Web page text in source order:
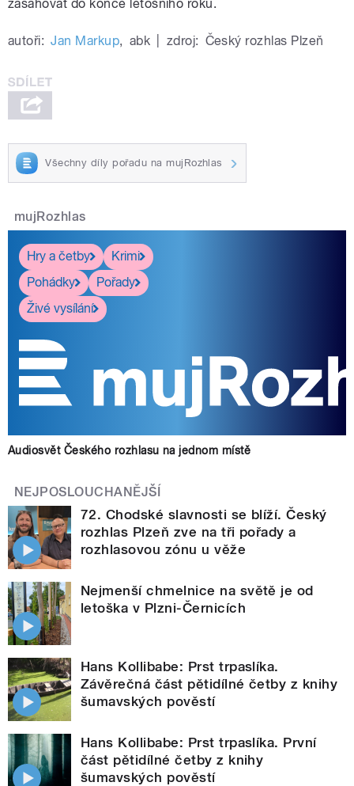
zasahovat do konce letošního roku.
autoři: Jan Markup, abk zdroj: Český rozhlas Plzeň
Všechny díly pořadu na mujRozhlas
mujRozhlas
Hry a četby
Krimi
Pohádky
Pořady
Živé vysílání
Audiosvět Českého rozhlasu na jednom místě
NEJPOSLOUCHANĚJŠÍ
72. Chodské slavnosti se blíží. Český
rozhlas Plzeň zve na tři pořady a
rozhlasovou zónu u věže
Nejmenší chmelnice na světě je od
letoška v Plzni-Černicích
Hans Kollibabe: Prst trpaslíka.
Závěrečná část pětidílné četby z knihy
šumavských pověstí
Hans Kollibabe: Prst trpaslíka. První
část pětidílné četby z knihy
šumavských pověstí